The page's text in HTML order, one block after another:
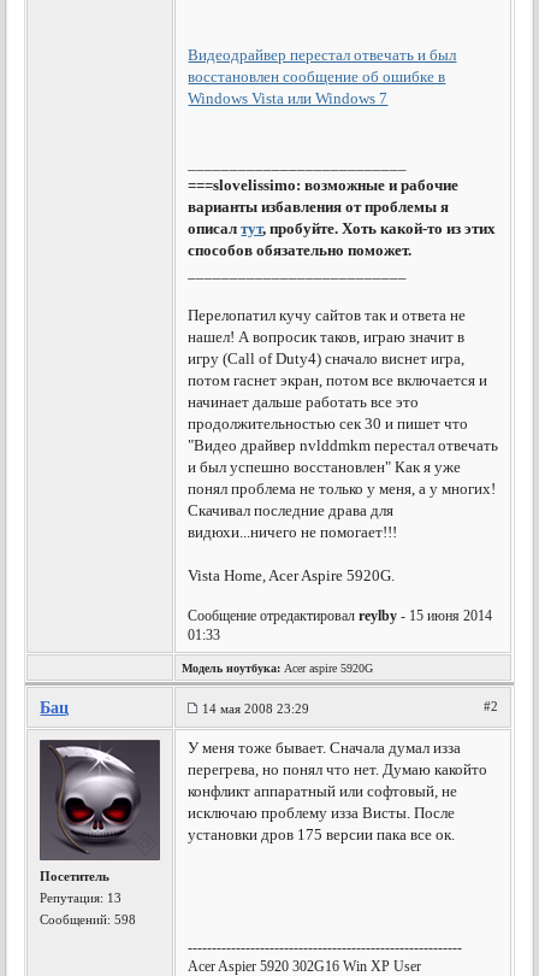
Видеодрайвер перестал отвечать и был
восстановлен сообщение об ошибке в
Windows Vista или Windows 7
===slovelissimo: возможные и рабочие
варианты избавления от проблемы я
описалтут, пробуйте. Хоть какой-то из этих
способов обязательно поможет.
Перелопатил кучу сайтов так и ответа не
нашел! А вопросик таков, играю значит в
игру (Call of Duty4) сначало виснет игра,
потом гаснет экран, потом все включается и
начинает дальше работать все это
продолжительностью сек 30 и пишет что
"Видео драйвер nvlddmkm перестал отвечать
и был успешно восстановлен" Как я уже
понял проблема не только у меня, а у многих!
Скачивал последние драва для
видюхи...ничего не помогает!!!
Vista Home, Acer Aspire 5920G.
Сообщение отредактировалreylby - 15 июня 2014
01:33
Модель ноутбука: Acer aspire 5920G
Бац 14 мая 2008 23:29 #2
Посетитель
Репутация: 13
Сообщений: 598
У меня тоже бывает. Сначала думал изза
перегрева, но понял что нет. Думаю какойто
конфликт аппаратный или софтовый, не
исключаю проблему изза Висты. После
установки дров 175 версии пака все ок.
---------------------------------------------------------
Acer Aspier 5920 302G16 Win XP User